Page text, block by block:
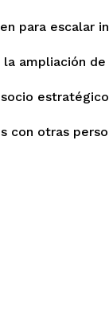
para escalar
ampliación de
con otras